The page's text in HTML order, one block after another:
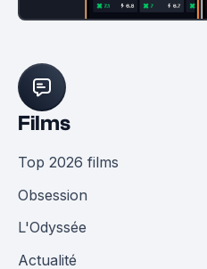
Films
Top 2026 films
Obsession
L'Odyssée
Actualité